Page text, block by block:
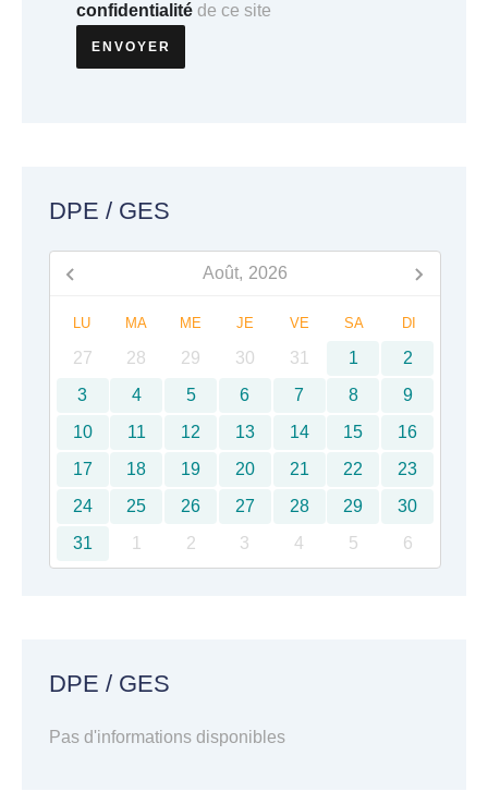
confidentialité de ce site
ENVOYER
DPE / GES
Août, 2026
LU MA ME JE VE SA DI
27 28 29 30 31 1
2
3
4 5 6 7 8
9
10
11 12 13 14 15
16
17
18 19 20 21 22
23
24
25 26 27 28 29
30
31
1 2 3 4 5 6
DPE / GES
Pas d'informations disponibles